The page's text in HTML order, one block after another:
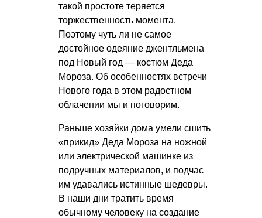
такой простоте теряется
торжественность момента.
Поэтому чуть ли не самое
достойное одеяние джентльмена
под Новый год — костюм Деда
Мороза. Об особенностях встречи
Нового года в этом радостном
облачении мы и поговорим.
Раньше хозяйки дома умели сшить
«прикид» Деда Мороза на ножной
или электрической машинке из
подручных материалов, и подчас
им удавались истинные шедевры.
В наши дни тратить время
обычному человеку на создание